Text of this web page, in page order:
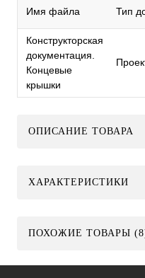
Имя файла Тип
Конструкторская
документация.
Концевые
крышки
ОПИСАНИЕ ТОВАРА
ХАРАКТЕРИСТИКИ
ПОХОЖИЕ ТОВАРЫ